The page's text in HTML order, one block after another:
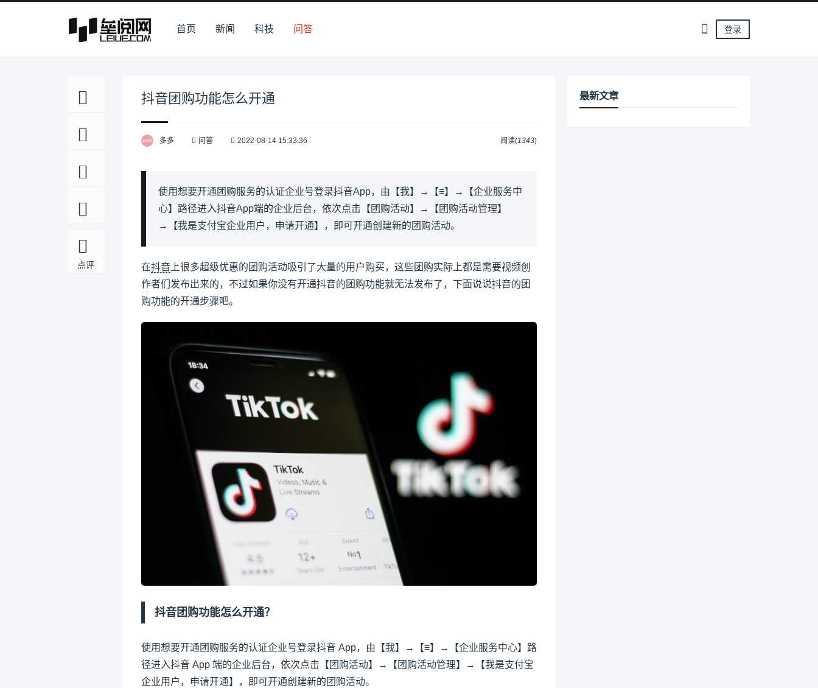
首页 新闻 科技 问答 登录
点评
抖音团购功能怎么开通
多多 问答 2022-08-14 15:33:36 阅读(1343)
使用想要开通团购服务的认证企业号登录抖音App，由【我】→【≡】→【企业服务中
心】路径进入抖音App端的企业后台，依次点击【团购活动】→【团购活动管理】
→【我是支付宝企业用户，申请开通】，即可开通创建新的团购活动。
在抖音 上很多超级优惠的团购活动吸引了大量的用户购买，这些团购实际上都是需要视频创
作者们发布出来的，不过如果你没有开通抖音的团购功能就无法发布了，下面说说抖音的团
购功能的开通步骤吧。
抖音团购功能怎么开通？
使用想要开通团购服务的认证企业号登录抖音 App，由【我】→【≡】→【企业服务中心】路
径进入抖音 App 端的企业后台，依次点击【团购活动】→【团购活动管理】→【我是支付宝
企业用户，申请开通】，即可开通创建新的团购活动。
最新文章